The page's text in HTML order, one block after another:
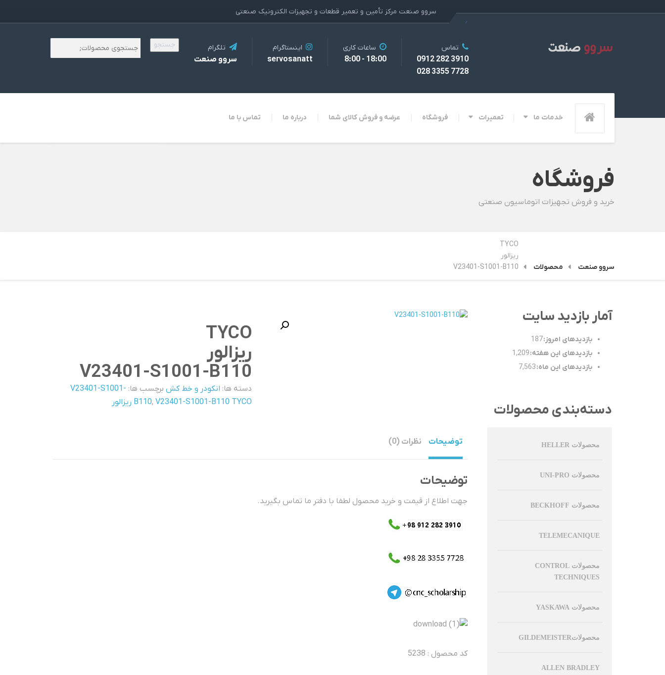
سروو صنعت مرکز تأمین و تعمیر قطعات و تجهیزات الکترونیک صنعتی
خدمات ما تعمیرات فروشگاه عرضه و فروش کالای شما درباره ما تماس با ما
تماس
3910 282 0912
7728 3355 028
ساعات کاری
18:00 - 8:00
اینستاگرام
servosanatt
تلگرام
سروو صنعت
جستجو
فروشگاه
خرید و فروش تجهیزات اتوماسیون صنعتی
سروو صنعت محصولات
TYCO
ریزالور
V23401-S1001-B110
TYCO
ریزالور
V23401-S1001-B110
دسته ها: انکودر و خط کش برچسب ها: V23401-S1001-
B110, V23401-S1001-B110 TYCO ریزالور
توضیحات نظرات (0)
توضیحات
جهت اطلاع از قیمت و خرید محصول لطفا با دفتر ما تماس بگیرید.
کد محصول : 5238
آمار بازدید سایت
بازدیدهای امروز:187
بازدیدهای این هفته:1,209
بازدیدهای این ماه:7,563
دسته‌بندی محصولات
محصولات HELLER
محصولات UNI-PRO
محصولات BECKHOFF
TELEMECANIQUE
محصولات CONTROL
TECHNIQUES
محصولات YASKAWA
محصولاتGILDEMEISTER
ALLEN BRADLEY